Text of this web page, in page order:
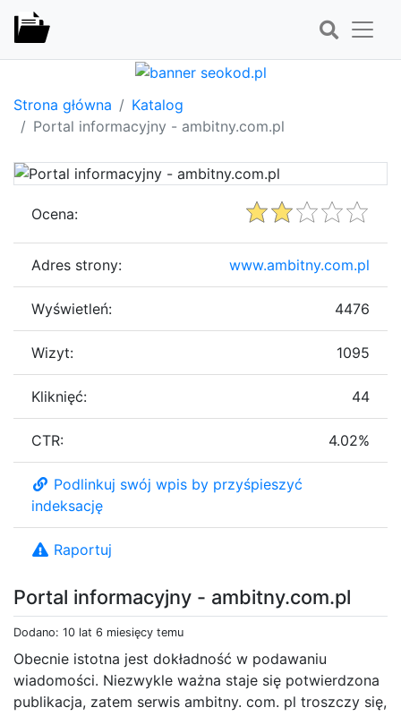
Strona główna
Katalog
Portal informacyjny - ambitny.com.pl
Portal informacyjny - ambitny.com.pl
Dodano: 10 lat 6 miesięcy temu
Obecnie istotna jest dokładność w podawaniu
wiadomości. Niezwykle ważna staje się potwierdzona
publikacja, zatem serwis ambitny. com. pl troszczy się,
Ocena:
Adres strony: www.ambitny.com.pl
Wyświetleń: 4476
Wizyt: 1095
Kliknięć: 44
CTR: 4.02%
Podlinkuj swój wpis by przyśpieszyć
indeksację
Raportuj